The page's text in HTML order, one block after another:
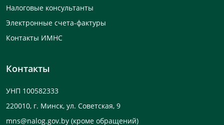
Налоговые консультанты
Электронные счета-фактуры
Контакты ИМНС
Контакты
УНП 100582333
220010, г. Минск, ул. Советская, 9
mns@nalog.gov.by (кроме обращений)